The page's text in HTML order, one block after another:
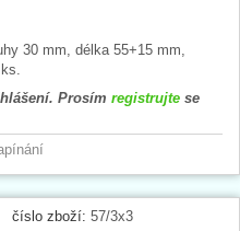
30 mm, délka 55+15 mm,
Prosím registrujte se
číslo zboží: 57/3x3